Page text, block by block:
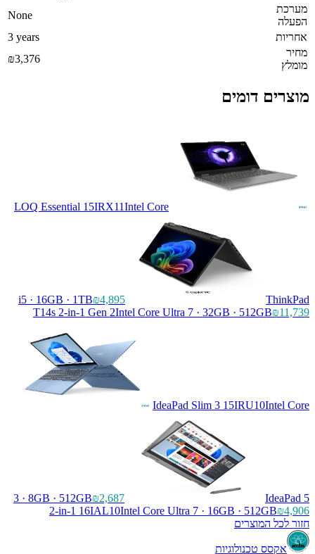
מערכת
הפעלה
None
אחריות
3 years
מחיר
מומלץ
₪3,376
מוצרים דומים
LOQ Essential 15IRX11Intel Core
i5 · 16GB · 1TB₪4,895
ThinkPad
T14s 2-in-1 Gen 2Intel Core Ultra 7 · 32GB · 512GB₪11,739
IdeaPad Slim 3 15IRU10Intel Core
3 · 8GB · 512GB₪2,687
IdeaPad 5
2-in-1 16IAL10Intel Core Ultra 7 · 16GB · 512GB₪4,906
חזור לכל המוצרים
אקסס טכנולוגיות